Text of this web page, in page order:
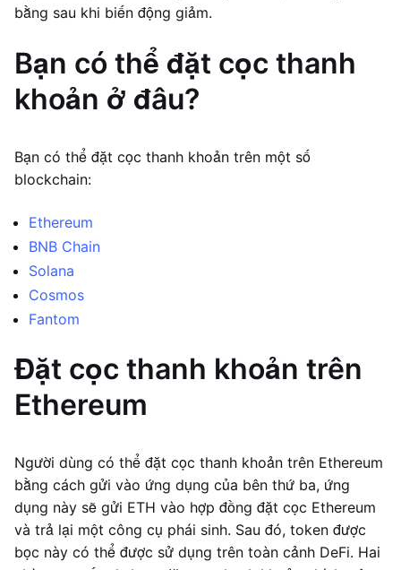
bằng sau khi biến động giảm.
Bạn có thể đặt cọc thanh
khoản ở đâu?
Bạn có thể đặt cọc thanh khoản trên một số
blockchain:
Ethereum
BNB Chain
Solana
Cosmos
Fantom
Đặt cọc thanh khoản trên
Ethereum
Người dùng có thể đặt cọc thanh khoản trên Ethereum
bằng cách gửi vào ứng dụng của bên thứ ba, ứng
dụng này sẽ gửi ETH vào hợp đồng đặt cọc Ethereum
và trả lại một công cụ phái sinh. Sau đó, token được
bọc này có thể được sử dụng trên toàn cảnh DeFi. Hai